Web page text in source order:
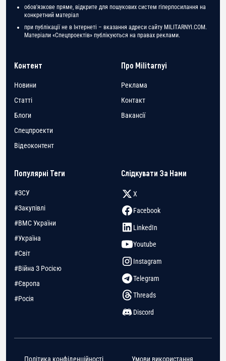
обов'язкове пряме, відкрите для пошукових систем гіперпосилання на
конкретний матеріал
при публікації не в Інтернеті – вказання адреси сайту MILITARNYI.COM.
Матеріали «Спецпроектів» публікуються на правах реклами.
Контент
Новини
Статті
Блоги
Спецпроекти
Відеоконтент
Про Militarnyi
Реклама
Контакт
Вакансії
Популярні Теги
#ЗСУ
#Закупівлі
#ВМС України
#Україна
#Світ
#Війна З Росією
#Європа
#Росія
Слідкувати За Нами
X
Facebook
LinkedIn
Youtube
Instagram
Telegram
Threads
Discord
Політика конфіденційності Умови використання